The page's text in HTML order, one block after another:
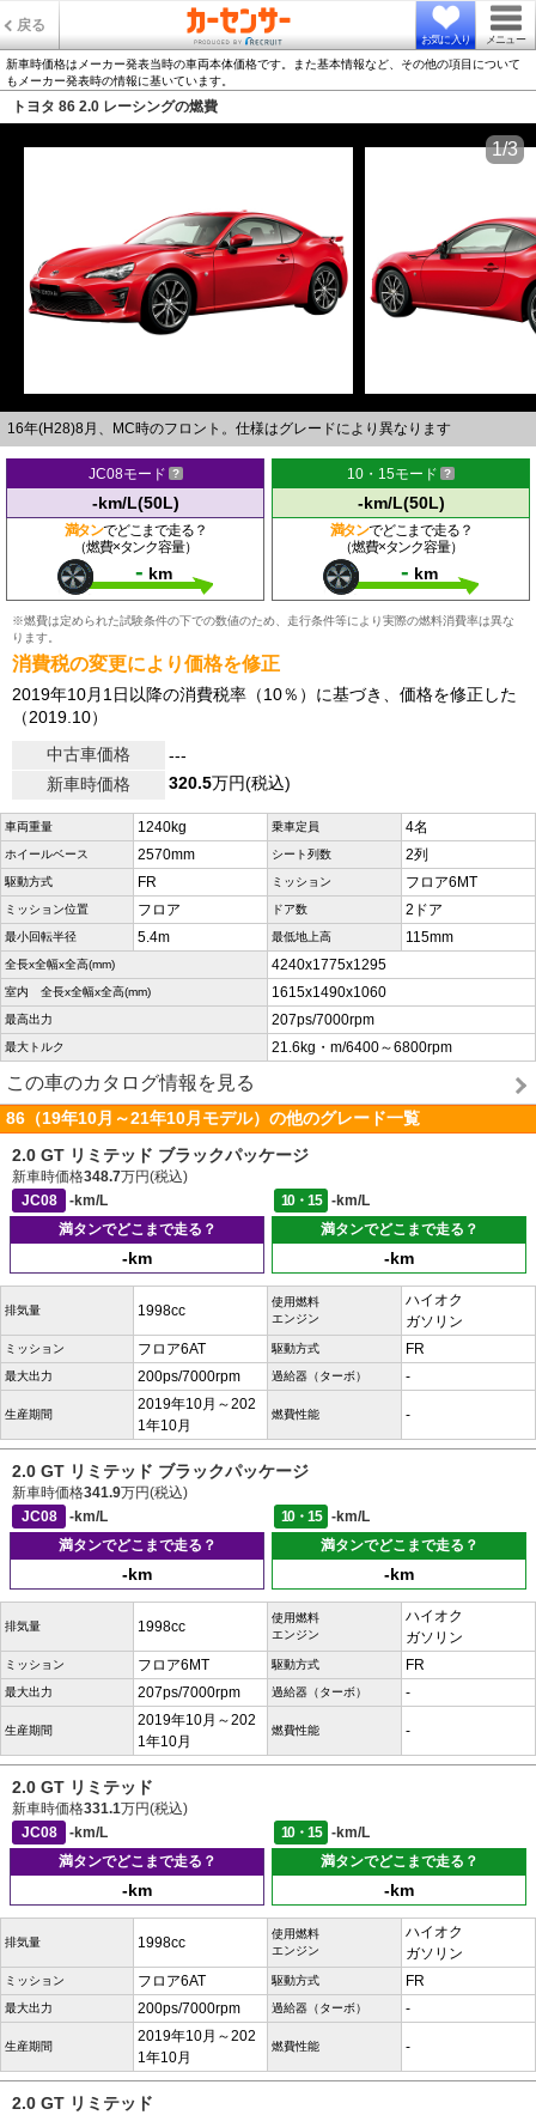
戻る
お気に入り メニュー
新車時価格はメーカー発表当時の車両本体価格です。また基本情報など、その他の項目について
もメーカー発表時の情報に基いています。
トヨタ 86 2.0 レーシングの燃費
16年(H28)8月、MC時のフロント。仕様はグレードにより異なります
1/3
JC08モード
-km/L(50L)
満タンでどこまで走る？
（燃費×タンク容量）
- km
10・15モード
-km/L(50L)
満タンでどこまで走る？
（燃費×タンク容量）
- km
※燃費は定められた試験条件の下での数値のため、走行条件等により実際の燃料消費率は異な
ります。
消費税の変更により価格を修正
2019年10月1日以降の消費税率（10％）に基づき、価格を修正した
（2019.10）
中古車価格
---
新車時価格
320.5万円(税込)
車両重量 1240kg 乗車定員 4名
ホイールベース 2570mm シート列数 2列
駆動方式 FR ミッション フロア6MT
ミッション位置 フロア ドア数 2ドア
最小回転半径 5.4m 最低地上高 115mm
全長x全幅x全高(mm) 4240x1775x1295
室内 全長x全幅x全高(mm) 1615x1490x1060
最高出力 207ps/7000rpm
最大トルク 21.6kg・m/6400～6800rpm
この車のカタログ情報を見る
86（19年10月～21年10月モデル）の他のグレード一覧
2.0 GT リミテッド ブラックパッケージ
新車時価格348.7万円(税込)
JC08
-km/L 10・15
-km/L
満タンでどこまで走る？
-km
満タンでどこまで走る？
-km
排気量 1998cc
使用燃料
エンジン
ハイオク
ガソリン
ミッション フロア6AT 駆動方式 FR
最大出力 200ps/7000rpm 過給器（ターボ） -
生産期間
2019年10月～202
1年10月
燃費性能 -
2.0 GT リミテッド ブラックパッケージ
新車時価格341.9万円(税込)
JC08
-km/L 10・15
-km/L
満タンでどこまで走る？
-km
満タンでどこまで走る？
-km
排気量 1998cc
使用燃料
エンジン
ハイオク
ガソリン
ミッション フロア6MT 駆動方式 FR
最大出力 207ps/7000rpm 過給器（ターボ） -
生産期間
2019年10月～202
1年10月
燃費性能 -
2.0 GT リミテッド
新車時価格331.1万円(税込)
JC08
-km/L 10・15
-km/L
満タンでどこまで走る？
-km
満タンでどこまで走る？
-km
排気量 1998cc
使用燃料
エンジン
ハイオク
ガソリン
ミッション フロア6AT 駆動方式 FR
最大出力 200ps/7000rpm 過給器（ターボ） -
生産期間
2019年10月～202
1年10月
燃費性能 -
2.0 GT リミテッド